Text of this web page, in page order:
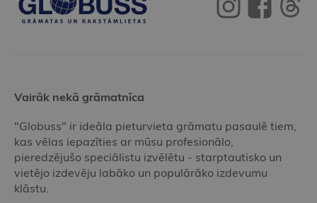
Vairāk nekā grāmatnīca
"Globuss" ir ideāla pieturvieta grāmatu pasaulē tiem,
kas vēlas iepazīties ar mūsu profesionālo,
pieredzējušo speciālistu izvēlētu - starptautisko un
vietējo izdevēju labāko un populārāko izdevumu
klāstu.